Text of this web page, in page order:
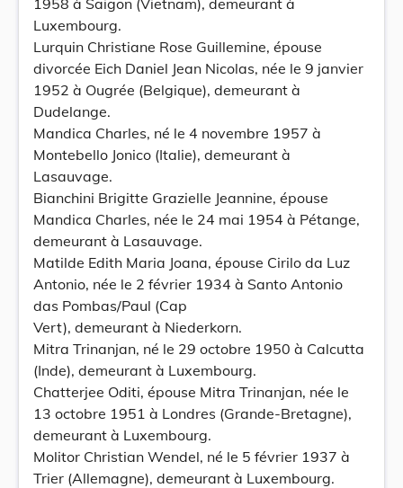
1958 à Saigon (Vietnam), demeurant à
Luxembourg.
Lurquin Christiane Rose Guillemine, épouse
divorcée Eich Daniel Jean Nicolas, née le 9 janvier
1952 à Ougrée (Belgique), demeurant à
Dudelange.
Mandica Charles, né le 4 novembre 1957 à
Montebello Jonico (Italie), demeurant à
Lasauvage.
Bianchini Brigitte Grazielle Jeannine, épouse
Mandica Charles, née le 24 mai 1954 à Pétange,
demeurant à Lasauvage.
Matilde Edith Maria Joana, épouse Cirilo da Luz
Antonio, née le 2 février 1934 à Santo Antonio
das Pombas/Paul (Cap
Vert), demeurant à Niederkorn.
Mitra Trinanjan, né le 29 octobre 1950 à Calcutta
(Inde), demeurant à Luxembourg.
Chatterjee Oditi, épouse Mitra Trinanjan, née le
13 octobre 1951 à Londres (Grande-Bretagne),
demeurant à Luxembourg.
Molitor Christian Wendel, né le 5 février 1937 à
Trier (Allemagne), demeurant à Luxembourg.